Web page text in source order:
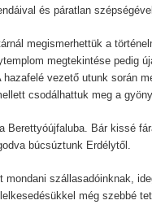
és páratlan
megismerhettük a
megtekintése pedig
hazafelé vezető utunk során
csodálhattuk meg a
Berettyóújfaluba. Bár kissé
búcsúztunk Erdélytől.
mondani szállasadóinknak,
még szebbé